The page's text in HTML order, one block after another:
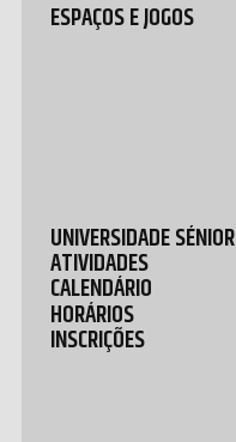
ESPAÇOS E JOGOS
UNIVERSIDADE SÉNIOR
ATIVIDADES
CALENDÁRIO
HORÁRIOS
INSCRIÇÕES